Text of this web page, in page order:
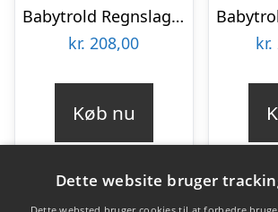
Babytrold Regnslag tvilling klapvogn sort
kr. 208,00
Køb nu
kr.
Dette website bruger